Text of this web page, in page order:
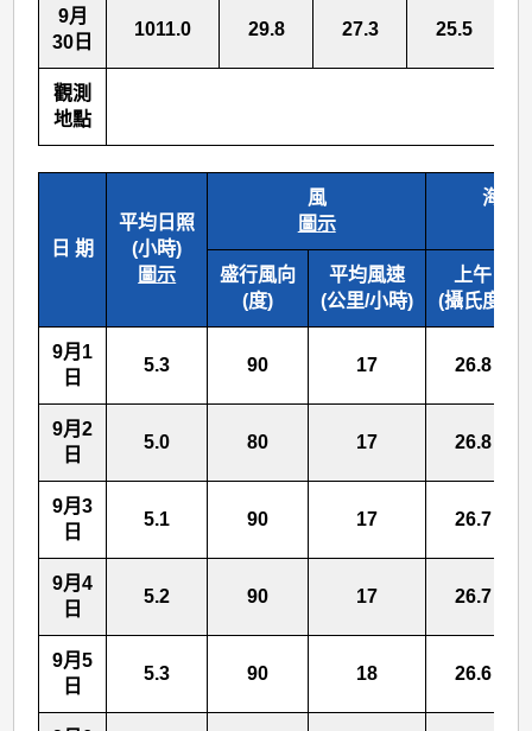
9月
30日
1011.0 29.8 27.3 25.5
觀測
地點
日 期
平均日照
(小時)
圖示
風
圖示
海水
盛行風向
(度)
平均風速
(公里/小時)
上午
(攝氏度)
9月1
日
5.3 90 17 26.8
9月2
日
5.0 80 17 26.8
9月3
日
5.1 90 17 26.7
9月4
日
5.2 90 17 26.7
9月5
日
5.3 90 18 26.6